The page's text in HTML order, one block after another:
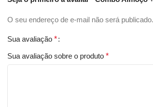
O seu endereço de e-mail não será publicado.
Sua avaliação *
Sua avaliação sobre o produto *